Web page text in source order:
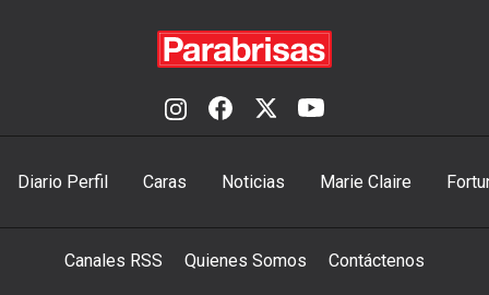
Diario Perfil Caras Noticias Marie Claire
Canales RSS Quienes Somos Contáctenos